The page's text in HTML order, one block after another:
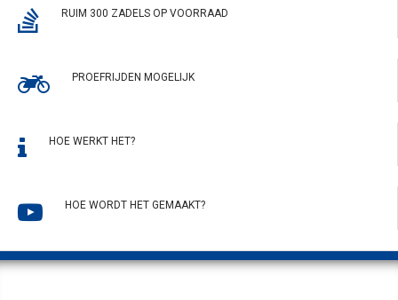
RUIM 300 ZADELS OP VOORRAAD
PROEFRIJDEN MOGELIJK
HOE WERKT HET?
HOE WORDT HET GEMAAKT?